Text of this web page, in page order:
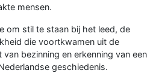
mensen.
om stil te staan bij het leed, de
die voortkwamen uit de
bezinning en erkenning van een
geschiedenis.